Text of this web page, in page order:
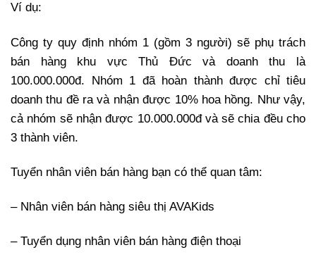
Ví dụ:
Công ty quy định nhóm 1 (gồm 3 người) sẽ phụ trách
bán hàng khu vực Thủ Đức và doanh thu là
100.000.000đ. Nhóm 1 đã hoàn thành được chỉ tiêu
doanh thu đề ra và nhận được 10% hoa hồng. Như vậy,
cả nhóm sẽ nhận được 10.000.000đ và sẽ chia đều cho
3 thành viên.
Tuyển nhân viên bán hàng bạn có thể quan tâm:
– Nhân viên bán hàng siêu thị AVAKids
– Tuyển dụng nhân viên bán hàng điện thoại